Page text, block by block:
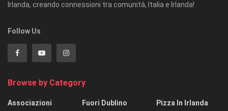
Irlanda, creando connessioni tra comunità, Italia e Irlanda!
Follow Us
Browse by Category
Associazioni
Fuori Dublino
Pizza In Irlanda